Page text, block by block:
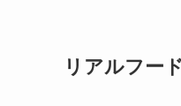
リアルフー